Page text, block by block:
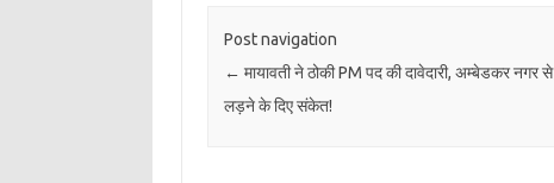
Post navigation
← मायावती ने ठोकी PM पद की दावेदारी, अम्बेडकर नगर
लड़ने के दिए संकेत!